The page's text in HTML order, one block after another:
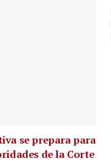
se prepara para
de la Corte